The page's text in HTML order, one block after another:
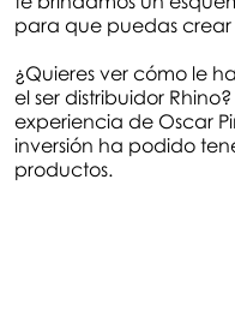
para que puedas crear
¿Quieres ver cómo le
el ser distribuidor
experiencia de Oscar
inversión ha podido
productos.